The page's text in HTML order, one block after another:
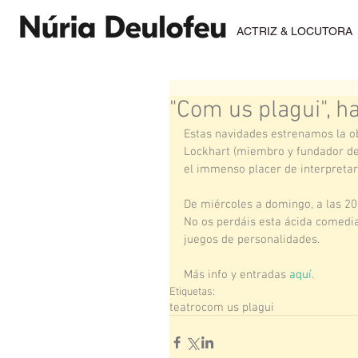
ACTRIZ & LOCUTORA
"Com us plagui",
Estas navidades estrenamos la
Lockhart (miembro y fundador
el immenso placer de
De miércoles a domingo, a las
No os perdáis esta ácida
juegos de personalidades.
Más info y entradas aquí.
Etiquetas:
teatrocom us plagui